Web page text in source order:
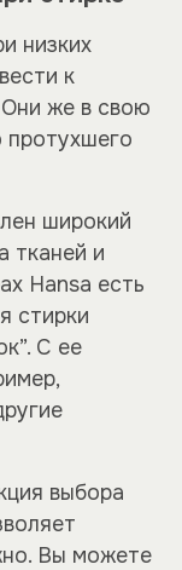
низких
к
Они же в свою
протухшего
широкий
тканей и
Hansa есть
стирки
С ее
выбора
Вы можете